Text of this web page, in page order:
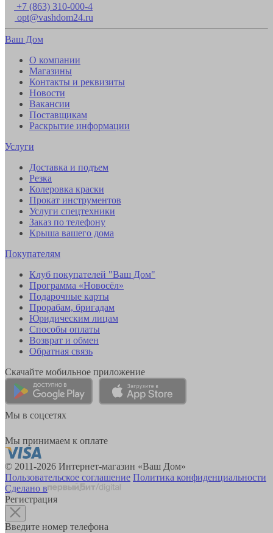
+7 (863) 310-000-4
opt@vashdom24.ru
Ваш Дом
О компании
Магазины
Контакты и реквизиты
Новости
Вакансии
Поставщикам
Раскрытие информации
Услуги
Доставка и подъем
Резка
Колеровка краски
Прокат инструментов
Услуги спецтехники
Заказ по телефону
Крыша вашего дома
Покупателям
Клуб покупателей "Ваш Дом"
Программа «Новосёл»
Подарочные карты
Прорабам, бригадам
Юридическим лицам
Способы оплаты
Возврат и обмен
Обратная связь
Скачайте мобильное приложение
Мы в соцсетях
Мы принимаем к оплате
© 2011-2026 Интернет-магазин «Ваш Дом»
Пользовательское соглашение Политика конфиденциальности
Сделано в
Регистрация
Введите номер телефона